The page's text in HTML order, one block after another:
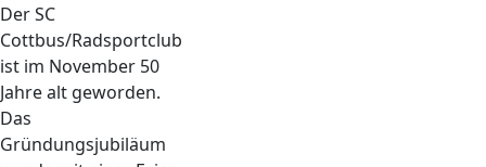
Der SC
Cottbus/Radsportclub
ist im November 50
Jahre alt geworden.
Das
Gründungsjubiläum